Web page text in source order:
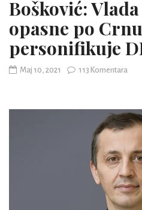
Bošković:
opasne po
personifikuje
Maj 10, 2021 113 Komentara